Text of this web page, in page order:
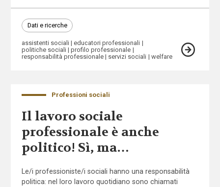
Dati e ricerche
assistenti sociali
educatori professionali
politiche sociali
profilo professionale
responsabilità professionale
servizi sociali welfare
Professioni sociali
Il lavoro sociale
professionale è anche
politico! Sì, ma…
Le/i professioniste/i sociali hanno una responsabilità
politica: nel loro lavoro quotidiano sono chiamati